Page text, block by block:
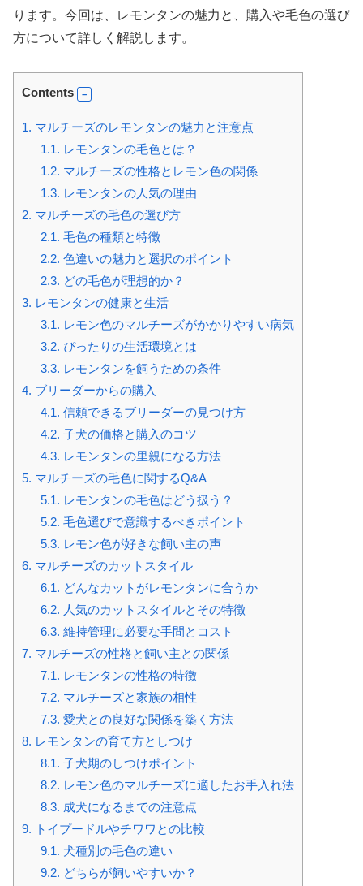
ります。今回は、レモンタンの魅力と、購入や毛色の選び
方について詳しく解説します。
Contents
1. マルチーズのレモンタンの魅力と注意点
1.1. レモンタンの毛色とは？
1.2. マルチーズの性格とレモン色の関係
1.3. レモンタンの人気の理由
2. マルチーズの毛色の選び方
2.1. 毛色の種類と特徴
2.2. 色違いの魅力と選択のポイント
2.3. どの毛色が理想的か？
3. レモンタンの健康と生活
3.1. レモン色のマルチーズがかかりやすい病気
3.2. ぴったりの生活環境とは
3.3. レモンタンを飼うための条件
4. ブリーダーからの購入
4.1. 信頼できるブリーダーの見つけ方
4.2. 子犬の価格と購入のコツ
4.3. レモンタンの里親になる方法
5. マルチーズの毛色に関するQ&A
5.1. レモンタンの毛色はどう扱う？
5.2. 毛色選びで意識するべきポイント
5.3. レモン色が好きな飼い主の声
6. マルチーズのカットスタイル
6.1. どんなカットがレモンタンに合うか
6.2. 人気のカットスタイルとその特徴
6.3. 維持管理に必要な手間とコスト
7. マルチーズの性格と飼い主との関係
7.1. レモンタンの性格の特徴
7.2. マルチーズと家族の相性
7.3. 愛犬との良好な関係を築く方法
8. レモンタンの育て方としつけ
8.1. 子犬期のしつけポイント
8.2. レモン色のマルチーズに適したお手入れ法
8.3. 成犬になるまでの注意点
9. トイプードルやチワワとの比較
9.1. 犬種別の毛色の違い
9.2. どちらが飼いやすいか？